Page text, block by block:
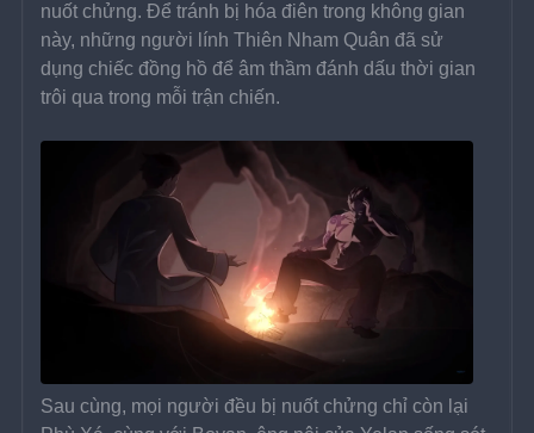
nuốt chửng. Để tránh bị hóa điên trong không gian
này, những người lính Thiên Nham Quân đã sử
dụng chiếc đồng hồ để âm thầm đánh dấu thời gian
trôi qua trong mỗi trận chiến.
Sau cùng, mọi người đều bị nuốt chửng chỉ còn lại